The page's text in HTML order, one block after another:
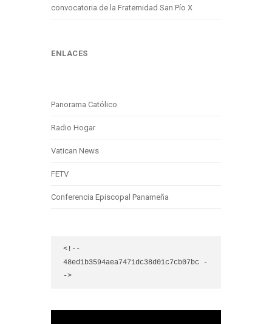
convocatoria de la Fraternidad San Pío X
ENLACES
Panorama Católico
Radio Hogar
Vatican News
FETV
Conferencia Episcopal Panameña
<!--
48ed1b3594aea7471dc38d01c7cb07bc -
->